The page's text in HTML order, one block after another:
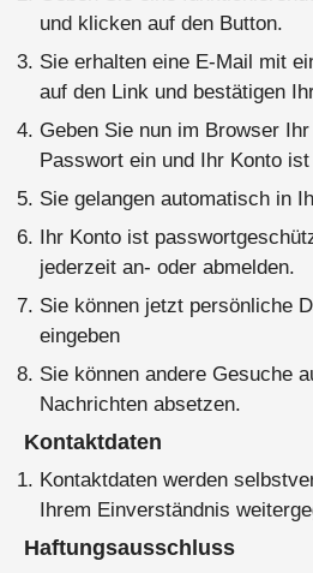
und klicken auf den Button.
Sie erhalten eine E-Mail mit
auf den Link und bestätigen
Geben Sie nun im Browser
Passwort ein und Ihr Konto
Sie gelangen automatisch in
Ihr Konto ist
jederzeit an- oder abmelden.
Sie können jetzt persönliche
eingeben
Sie können andere Gesuche
Nachrichten absetzen.
Kontaktdaten
Kontaktdaten werden
Ihrem Einverständnis
Haftungsausschluss